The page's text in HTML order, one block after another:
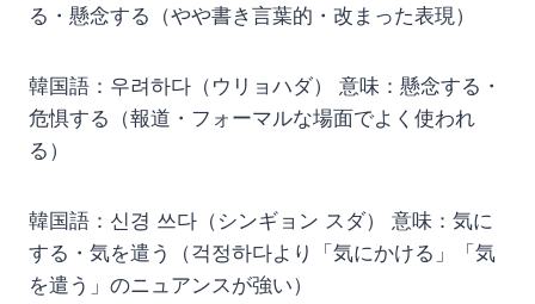
る・懸念する（やや書き言葉的・改まった表現）
韓国語：우려하다（ウリョハダ） 意味：懸念する・
危惧する（報道・フォーマルな場面でよく使われ
る）
韓国語：신경 쓰다（シンギョン スダ） 意味：気に
する・気を遣う（걱정하다より「気にかける」「気
を遣う」のニュアンスが強い）